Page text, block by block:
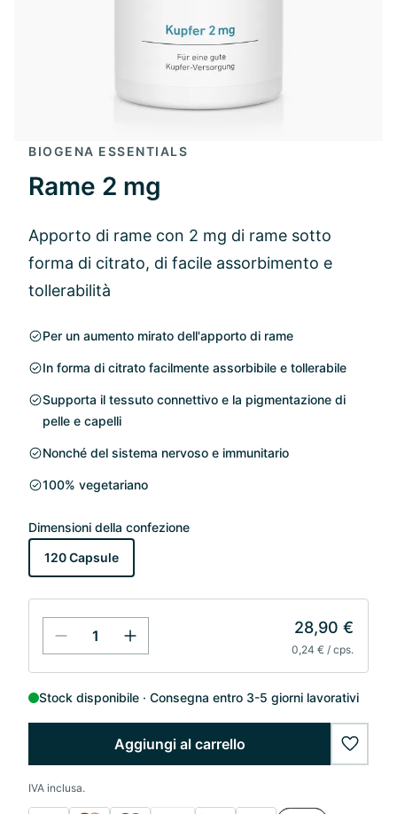
BIOGENA ESSENTIALS
Rame 2 mg
Apporto di rame con 2 mg di rame sotto
forma di citrato, di facile assorbimento e
tollerabilità
Per un aumento mirato dell'apporto di rame
In forma di citrato facilmente assorbibile e tollerabile
Supporta il tessuto connettivo e la pigmentazione di
pelle e capelli
Nonché del sistema nervoso e immunitario
100% vegetariano
Dimensioni della confezione
120 Capsule
28,90 €
0,24 € / cps.
Stock disponibile Consegna entro 3-5 giorni lavorativi
Aggiungi al carrello
IVA inclusa.